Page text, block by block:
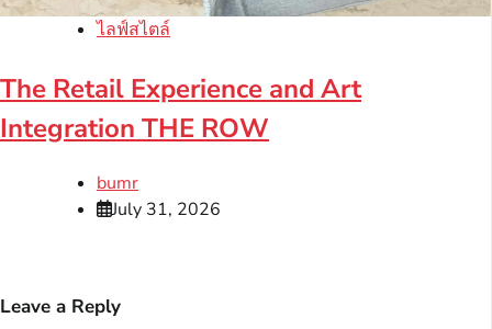
ไลฟ์สไตล์
The Retail Experience and Art
Integration THE ROW
bumr
July 31, 2026
Leave a Reply